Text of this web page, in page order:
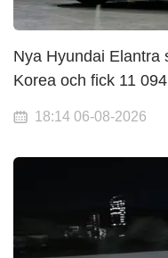
Nya Hyundai Elantra
Korea och fick 11
18:14 06-08-2026